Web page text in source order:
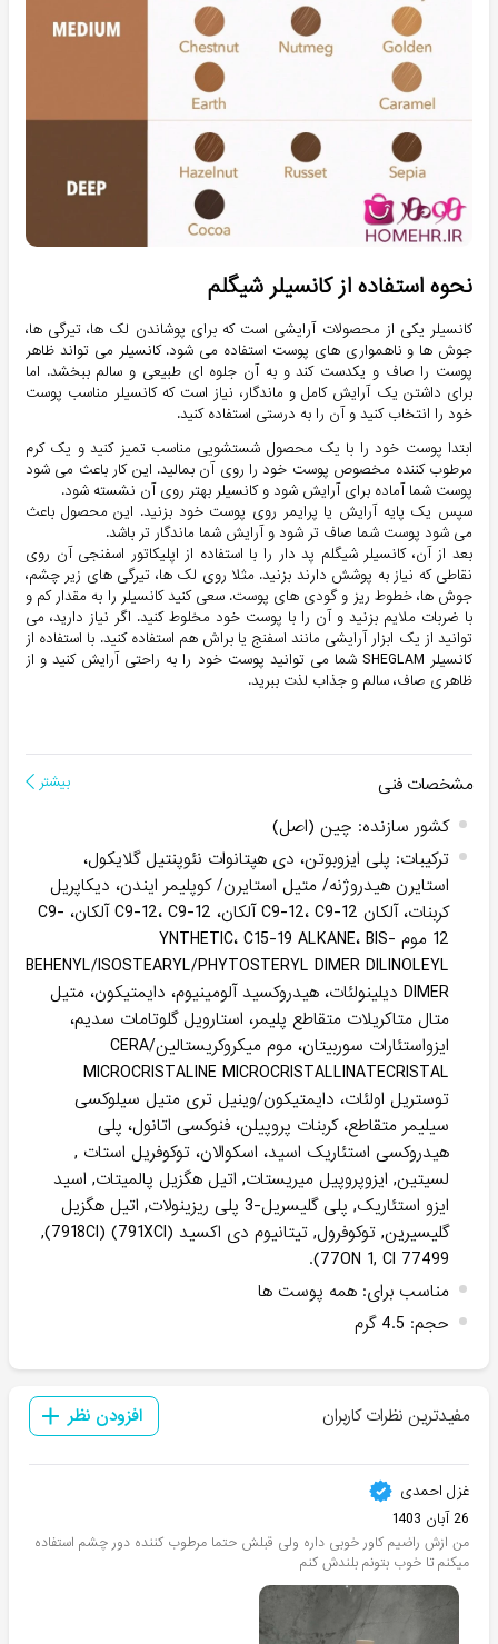
نحوه استفاده از کانسیلر شیگلم
کانسیلر یکی از محصولات آرایشی است که برای پوشاندن لک ها، تیرگی ها،
جوش ها و ناهمواری های پوست استفاده می شود. کانسیلر می تواند ظاهر
پوست را صاف و یکدست کند و به آن جلوه ای طبیعی و سالم ببخشد. اما
برای داشتن یک آرایش کامل و ماندگار، نیاز است که کانسیلر مناسب پوست
خود را انتخاب کنید و آن را به درستی استفاده کنید.
ابتدا پوست خود را با یک محصول شستشویی مناسب تمیز کنید و یک کرم
مرطوب کننده مخصوص پوست خود را روی آن بمالید. این کار باعث می شود
پوست شما آماده برای آرایش شود و کانسیلر بهتر روی آن نشسته شود.
سپس یک پایه آرایش یا پرایمر روی پوست خود بزنید. این محصول باعث
می شود پوست شما صاف تر شود و آرایش شما ماندگار تر باشد.
بعد از آن، کانسیلر شیگلم پد دار را با استفاده از اپلیکاتور اسفنجی آن روی
نقاطی که نیاز به پوشش دارند بزنید. مثلا روی لک ها، تیرگی های زیر چشم،
جوش ها، خطوط ریز و گودی های پوست. سعی کنید کانسیلر را به مقدار کم و
با ضربات ملایم بزنید و آن را با پوست خود مخلوط کنید. اگر نیاز دارید، می
توانید از یک ابزار آرایشی مانند اسفنج یا براش هم استفاده کنید. با استفاده از
کانسیلر SHEGLAM شما می توانید پوست خود را به راحتی آرایش کنید و از
ظاهری صاف، سالم و جذاب لذت ببرید.
مشخصات فنی بیشتر
کشور سازنده: چین (اصل)
ترکیبات: پلی ایزوبوتن، دی هپتانوات نئوپنتیل گلایکول،
استایرن هیدروژنه/ متیل استایرن/ کوپلیمر ایندن، دیکاپریل
کربنات، آلکان C9-12، C9-12 آلکان، C9-12، C9-12 آلکان، C9-
12 موم YNTHETIC، C15-19 ALKANE، BIS-
BEHENYL/ISOSTEARYL/PHYTOSTERYL DIMER DILINOLEYL
DIMER دیلینولئات، هیدروکسید آلومینیوم، دایمتیکون، متیل
متال متاکریلات متقاطع پلیمر، استارویل گلوتامات سدیم،
ایزواستئارات سوربیتان، موم میکروکریستالین/CERA
MICROCRISTALINE MICROCRISTALLINATECRISTAL
توستریل اولئات، دایمتیکون/وینیل تری متیل سیلوکسی
سیلیمر متقاطع، کربنات پروپیلن، فنوکسی اتانول، پلی
هیدروکسی استئاریک اسید، اسکوالان، توکوفریل استات ,
لسیتین, ایزوپروپیل میریستات, اتیل هگزیل پالمیتات, اسید
ایزو استئاریک, پلی گلیسریل-3 پلی ریزینولات, اتیل هگزیل
گلیسیرین, توکوفرول, تیتانیوم دی اکسید (791XCI) (7918CI),
77ON 1, CI 77499).
مناسب برای: همه پوست ها
حجم: 4.5 گرم
مفیدترین نظرات کاربران افزودن نظر
غزل احمدی
26 آبان 1403
من ازش راضیم کاور خوبی داره ولی قبلش حتما مرطوب کننده دور چشم استفاده
میکنم تا خوب بتونم بلندش کنم